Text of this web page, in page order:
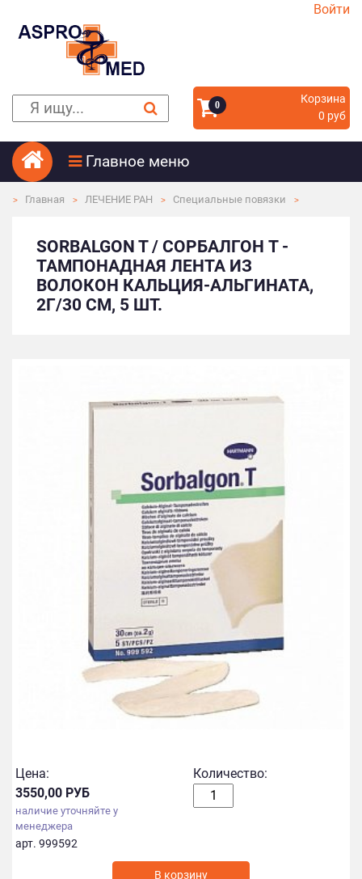
Войти
0
Корзина
0 руб
Главное меню
Главная ЛЕЧЕНИЕ РАН Специальные повязки
SORBALGON T / СОРБАЛГОН T -
ТАМПОНАДНАЯ ЛЕНТА ИЗ
ВОЛОКОН КАЛЬЦИЯ-АЛЬГИНАТА,
2Г/30 СМ, 5 ШТ.
Цена:
3550,00 РУБ
наличие уточняйте у
менеджера
арт. 999592
Количество: